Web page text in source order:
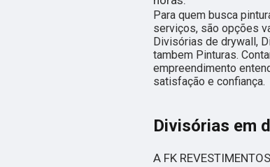
Para quem busca
serviços, são opções
Divisórias de drywall,
tambem Pinturas.
empreendimento
satisfação e confiança.
Divisórias em
A FK